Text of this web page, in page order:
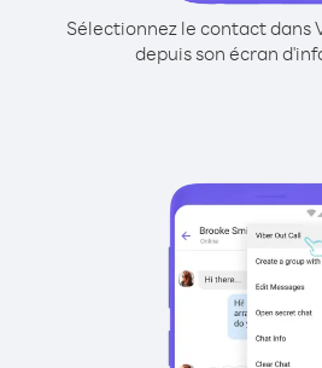
Sélectionnez le contact dans
depuis son écran